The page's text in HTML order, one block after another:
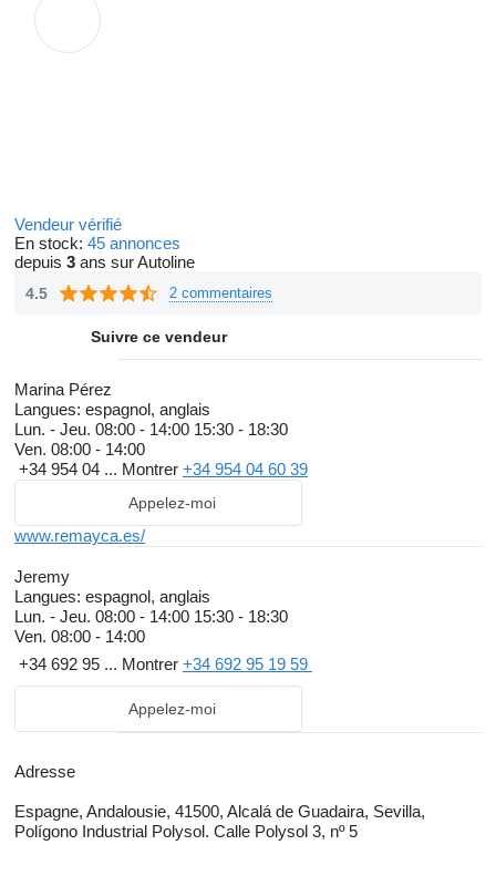
Vendeur vérifié
En stock: 45 annonces
depuis 3 ans sur Autoline
4.5 2 commentaires
Suivre ce vendeur
Marina Pérez
Langues: espagnol, anglais
Lun. - Jeu. 08:00 - 14:00 15:30 - 18:30
Ven. 08:00 - 14:00
+34 954 04 ... Montrer +34 954 04 60 39
Appelez-moi
www.remayca.es/
Jeremy
Langues: espagnol, anglais
Lun. - Jeu. 08:00 - 14:00 15:30 - 18:30
Ven. 08:00 - 14:00
+34 692 95 ... Montrer +34 692 95 19 59
Appelez-moi
Adresse
Espagne, Andalousie, 41500, Alcalá de Guadaira, Sevilla,
Polígono Industrial Polysol. Calle Polysol 3, nº 5